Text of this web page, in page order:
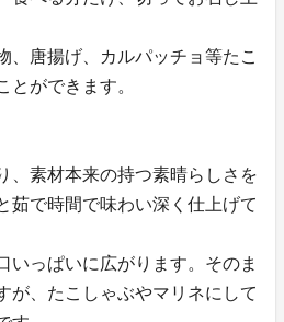
、唐揚げ、カルパッチョ等たこ
とができます。
、素材本来の持つ素晴らしさを
茹で時間で味わい深く仕上げて
いっぱいに広がります。そのま
が、たこしゃぶやマリネにして